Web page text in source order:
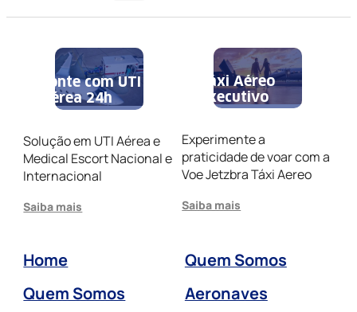
Conte com UTI
Aérea 24h
Solução em UTI Aérea e
Medical Escort Nacional e
Internacional
Saiba mais
Táxi Aéreo
Executivo
Experimente a
praticidade de voar com a
Voe Jetzbra Táxi Aereo
Saiba mais
Home
Quem Somos
Quem Somos
Aeronaves